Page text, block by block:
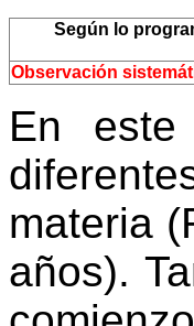
Según lo
Observación
En este
materia
años).